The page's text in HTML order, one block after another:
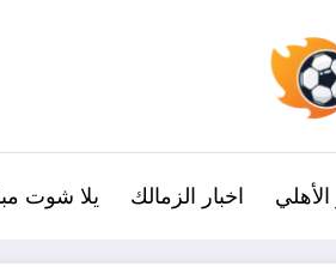
الأهلي اخبار الزمالك يلا شوت